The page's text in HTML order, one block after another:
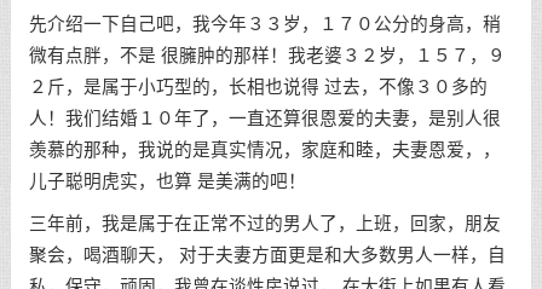
先介绍一下自己吧，我今年３３岁，１７０公分的身高，稍
微有点胖，不是 很臃肿的那样！我老婆３２岁，１５７，９
２斤，是属于小巧型的，长相也说得 过去，不像３０多的
人！我们结婚１０年了，一直还算很恩爱的夫妻，是别人很
羡慕的那种，我说的是真实情况，家庭和睦，夫妻恩爱，，
儿子聪明虎实，也算 是美满的吧！
三年前，我是属于在正常不过的男人了，上班，回家，朋友
聚会，喝酒聊天， 对于夫妻方面更是和大多数男人一样，自